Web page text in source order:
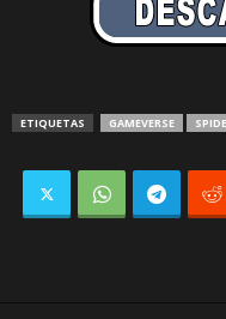
ETIQUETAS GAMEVERSE